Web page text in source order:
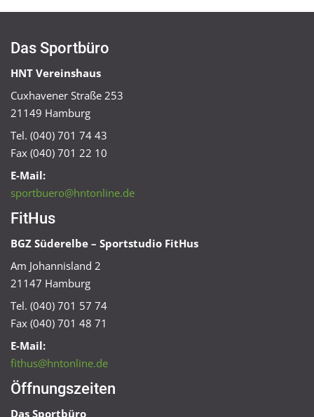
Das Sportbüro
HNT Vereinshaus
Cuxhavener Straße 253
21149 Hamburg
Tel. (040) 701 74 43
Fax (040) 701 22 10
E-Mail:
sportbuero@hntonline.de
FitHus
BGZ Süderelbe – Sportstudio FitHus
Am Johannisland 2
21147 Hamburg
Tel. (040) 701 57 74
Fax (040) 701 48 71
E-Mail:
fithus@hntonline.de
Öffnungszeiten
Das Sportbüro